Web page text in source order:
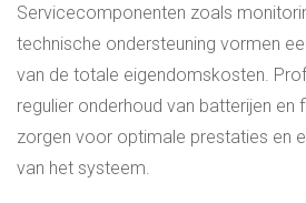
Servicecomponenten zoals
technische ondersteuning vormen
van de totale eigendomskosten.
regulier onderhoud van batterijen en
zorgen voor optimale prestaties en
van het systeem.